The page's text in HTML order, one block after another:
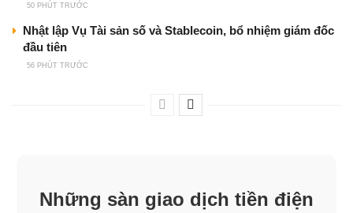
50 PHÚT TRƯỚC
Nhật lập Vụ Tài sản số và Stablecoin, bổ nhiệm giám đốc
đầu tiên
56 PHÚT TRƯỚC
Những sàn giao dịch tiền điện